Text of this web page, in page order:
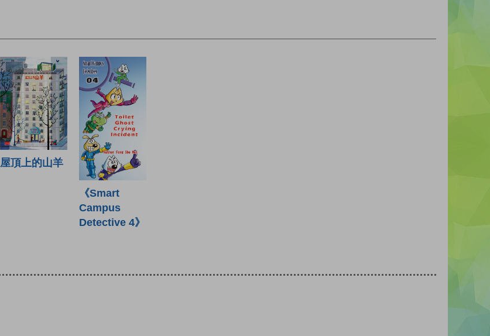
屋頂上的山羊
《Smart
Campus
Detective 4》